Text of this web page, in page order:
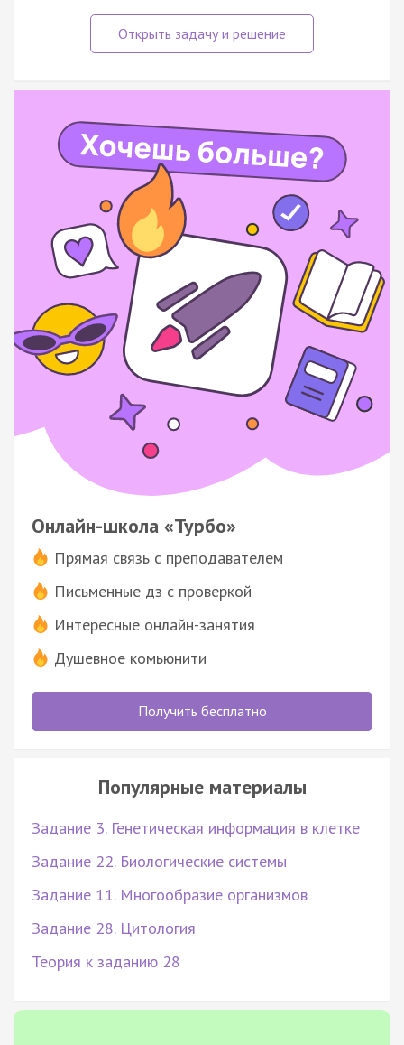
Онлайн-школа «Турбо»
Прямая связь с преподавателем
Письменные дз с проверкой
Интересные онлайн-занятия
Душевное комьюнити
Получить бесплатно
Популярные материалы
Задание 3. Генетическая информация в клетке
Задание 22. Биологические системы
Задание 11. Многообразие организмов
Задание 28. Цитология
Теория к заданию 28